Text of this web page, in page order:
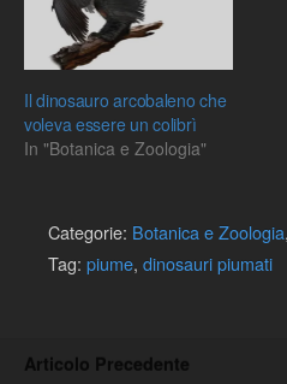
Il dinosauro arcobaleno che
voleva essere un colibrì
In "Botanica e Zoologia"
Categorie: Botanica e Zoologia,
Tag: piume, dinosauri piumati
Articolo Precedente